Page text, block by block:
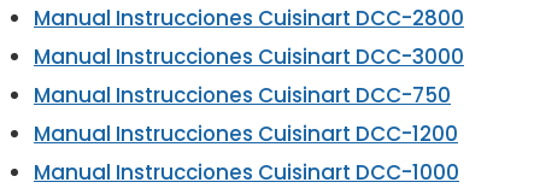
Manual Instrucciones Cuisinart DCC-2800
Manual Instrucciones Cuisinart DCC-3000
Manual Instrucciones Cuisinart DCC-750
Manual Instrucciones Cuisinart DCC-1200
Manual Instrucciones Cuisinart DCC-1000